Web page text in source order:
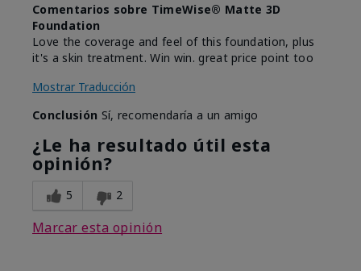
Comentarios sobre TimeWise® Matte 3D
Foundation
Love the coverage and feel of this foundation, plus
it's a skin treatment. Win win. great price point too
Mostrar Traducción
Conclusión Sí, recomendaría a un amigo
¿Le ha resultado útil esta
opinión?
5 2
Marcar esta opinión